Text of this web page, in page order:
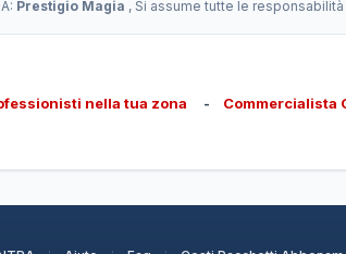
Prestigio Magia , Si assume tutte le
nella tua zona - Commercialista